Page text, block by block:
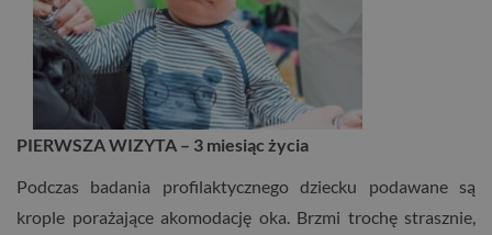
PIERWSZA WIZYTA – 3 miesiąc życia
Podczas badania profilaktycznego dziecku podawane są
krople porażające akomodację oka. Brzmi trochę strasznie,